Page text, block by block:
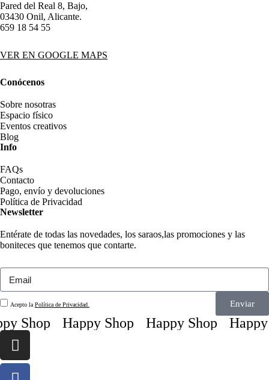
Pared del Real 8, Bajo,
03430 Onil, Alicante.
659 18 54 55
VER EN GOOGLE MAPS
Conócenos
Sobre nosotras
Espacio físico
Eventos creativos
Blog
Info
FAQs
Contacto
Pago, envío y devoluciones
Política de Privacidad
Newsletter
Entérate de todas las novedades, los saraos,las promociones y las
boniteces que tenemos que contarte.
Acepto laPolítica de Privacidad. Enviar
Shop Happy Shop Happy Shop Happy